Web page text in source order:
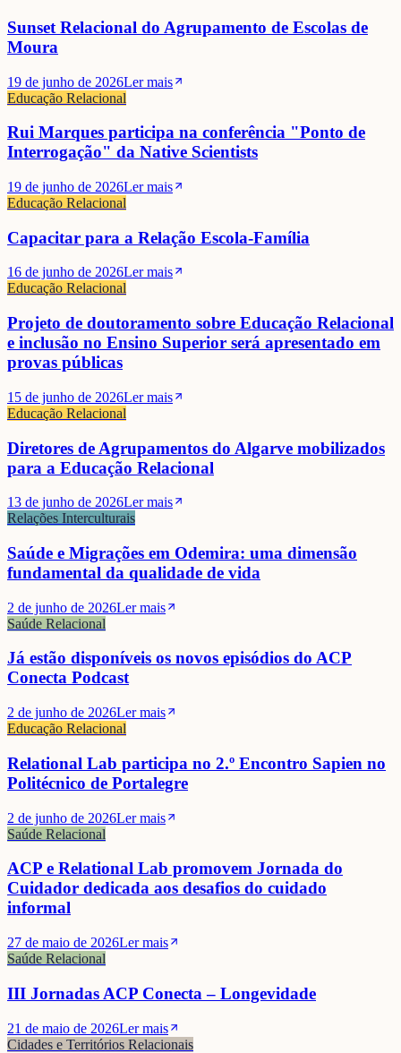
Sunset Relacional do Agrupamento de Escolas de
Moura
19 de junho de 2026Ler mais
Educação Relacional
Rui Marques participa na conferência "Ponto de
Interrogação" da Native Scientists
19 de junho de 2026Ler mais
Educação Relacional
Capacitar para a Relação Escola-Família
16 de junho de 2026Ler mais
Educação Relacional
Projeto de doutoramento sobre Educação Relacional
e inclusão no Ensino Superior será apresentado em
provas públicas
15 de junho de 2026Ler mais
Educação Relacional
Diretores de Agrupamentos do Algarve mobilizados
para a Educação Relacional
13 de junho de 2026Ler mais
Relações Interculturais
Saúde e Migrações em Odemira: uma dimensão
fundamental da qualidade de vida
2 de junho de 2026Ler mais
Saúde Relacional
Já estão disponíveis os novos episódios do ACP
Conecta Podcast
2 de junho de 2026Ler mais
Educação Relacional
Relational Lab participa no 2.º Encontro Sapien no
Politécnico de Portalegre
2 de junho de 2026Ler mais
Saúde Relacional
ACP e Relational Lab promovem Jornada do
Cuidador dedicada aos desafios do cuidado
informal
27 de maio de 2026Ler mais
Saúde Relacional
III Jornadas ACP Conecta – Longevidade
21 de maio de 2026Ler mais
Cidades e Territórios Relacionais